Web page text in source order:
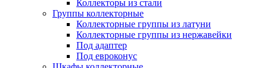
Коллекторы из стали
Группы коллекторные
Коллекторные группы из латуни
Коллекторные группы из нержавейки
Под адаптер
Под евроконус